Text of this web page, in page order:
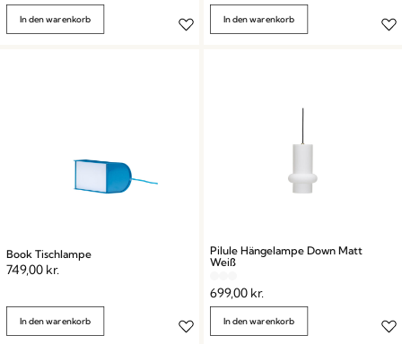
In den warenkorb In den warenkorb
Book Tischlampe
749,00 kr.
In den warenkorb
Pilule Hängelampe Down Matt
Weiß
699,00 kr.
In den warenkorb